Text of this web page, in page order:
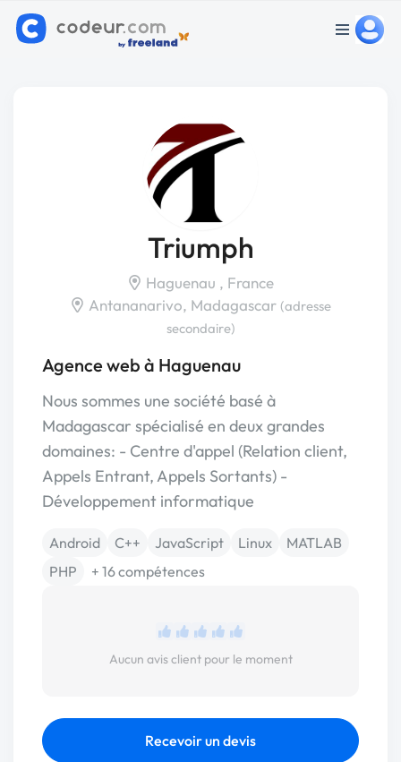
Triumph
Haguenau , France
Antananarivo, Madagascar (adresse
secondaire)
Agence web à Haguenau
Nous sommes une société basé à
Madagascar spécialisé en deux grandes
domaines: - Centre d'appel (Relation client,
Appels Entrant, Appels Sortants) -
Développement informatique
Android C++ JavaScript Linux
MATLAB
PHP
+ 16 compétences
Aucun avis client pour le moment
Recevoir un devis